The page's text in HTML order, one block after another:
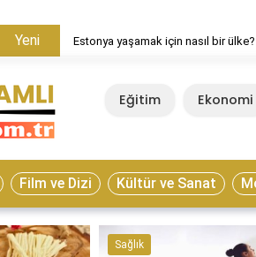
Yeni Estonya yaşamak için nasıl bir ülke?
Eğitim Ekonomi
Film ve Dizi Kültür ve Sanat
Sağlık